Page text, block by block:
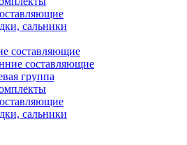
сальники
составляющие
составляющие
группа
сальники